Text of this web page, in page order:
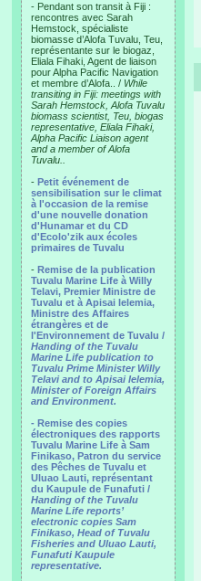
- Pendant son transit à Fiji :
rencontres avec Sarah
Hemstock, spécialiste
biomasse d’Alofa Tuvalu, Teu,
représentante sur le biogaz,
Eliala Fihaki, Agent de liaison
pour Alpha Pacific Navigation
et membre d’Alofa.. / While
transiting in Fiji: meetings with
Sarah Hemstock, Alofa Tuvalu
biomass scientist, Teu, biogas
representative, Eliala Fihaki,
Alpha Pacific Liaison agent
and a member of Alofa
Tuvalu..
- Petit événement de
sensibilisation sur le climat
à l'occasion de la remise
d'une nouvelle donation
d'Hunamar et du CD
d'Ecolo'zik aux écoles
primaires de Tuvalu
- Remise de la publication
Tuvalu Marine Life à Willy
Telavi, Premier Ministre de
Tuvalu et à Apisai Ielemia,
Ministre des Affaires
étrangères et de
l'Environnement de Tuvalu /
Handing of the Tuvalu
Marine Life publication to
Tuvalu Prime Minister Willy
Telavi and to Apisai Ielemia,
Minister of Foreign Affairs
and Environment.
- Remise des copies
électroniques des rapports
Tuvalu Marine Life à Sam
Finikaso, Patron du service
des Pêches de Tuvalu et
Uluao Lauti, représentant
du Kaupule de Funafuti /
Handing of the Tuvalu
Marine Life reports’
electronic copies Sam
Finikaso, Head of Tuvalu
Fisheries and Uluao Lauti,
Funafuti Kaupule
representative.